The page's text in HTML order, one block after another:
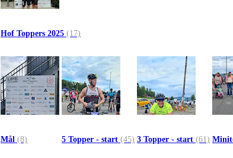
Hof Toppers 2025 (17)
Mål (8) 5 Topper - start (45) 3 Topper - start (61)